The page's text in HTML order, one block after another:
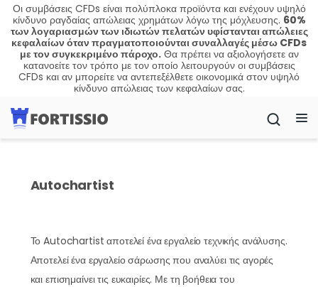
Οι συμβάσεις CFDs είναι πολύπλοκα προϊόντα και ενέχουν υψηλό
κίνδυνο ραγδαίας απώλειας χρημάτων λόγω της μόχλευσης. 60%
των λογαριασμών των ιδιωτών πελατών υφίστανται απώλειες
κεφαλαίων όταν πραγματοποιούνται συναλλαγές μέσω CFDs
με τον συγκεκριμένο πάροχο.Θα πρέπει να αξιολογήσετε αν
κατανοείτε τον τρόπο με τον οποίο λειτουργούν οι συμβάσεις
CFDs και αν μπορείτε να αντεπεξέλθετε οικονομικά στον υψηλό
κίνδυνο απώλειας των κεφαλαίων σας.
Autochartist
Το Autochartist αποτελεί ένα εργαλείο τεχνικής ανάλυσης.
Αποτελεί ένα εργαλείο σάρωσης που αναλύει τις αγορές
και επισημαίνει τις ευκαιρίες. Με τη βοήθεια του